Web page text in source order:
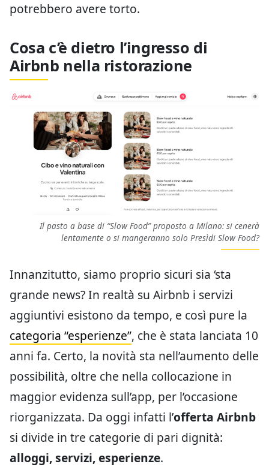
potrebbero avere torto.
Cosa c’è dietro l’ingresso di
Airbnb nella ristorazione
Il pasto a base di “Slow Food” proposto a Milano: si cenerà
lentamente o si mangeranno solo Presìdi Slow Food?
Innanzitutto, siamo proprio sicuri sia ‘sta
grande news? In realtà su Airbnb i servizi
aggiuntivi esistono da tempo, e così pure la
categoria “esperienze”, che è stata lanciata 10
anni fa. Certo, la novità sta nell’aumento delle
possibilità, oltre che nella collocazione in
maggior evidenza sull’app, per l’occasione
riorganizzata. Da oggi infatti l’offerta Airbnb
si divide in tre categorie di pari dignità:
alloggi, servizi, esperienze.